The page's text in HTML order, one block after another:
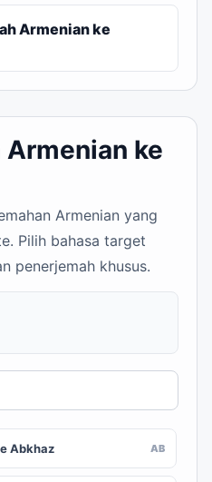
Armenian ke
ke
Armenian yang
Pilih bahasa target
penerjemah khusus.
Abkhaz AB